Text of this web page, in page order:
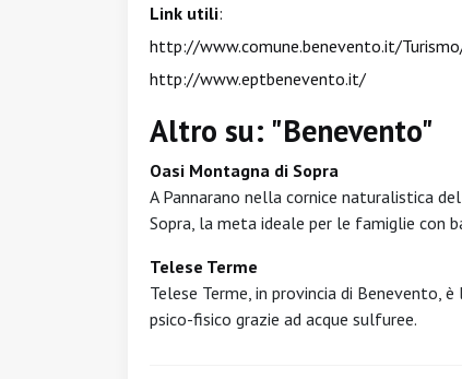
Link utili:
http://www.comune.benevento.it/
http://www.eptbenevento.it/
Altro su: "Benevento"
Oasi Montagna di Sopra
A Pannarano nella cornice naturalistica
Sopra, la meta ideale per le famiglie con
Telese Terme
Telese Terme, in provincia di Benevento,
psico-fisico grazie ad acque sulfuree.